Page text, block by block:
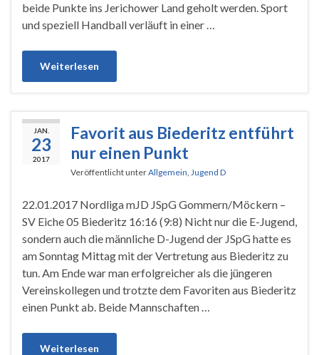
beide Punkte ins Jerichower Land geholt werden. Sport
und speziell Handball verläuft in einer …
Weiterlesen
JAN.
23
2017
Favorit aus Biederitz entführt
nur einen Punkt
Veröffentlicht unterAllgemein Jugend D
22.01.2017 Nordliga mJD JSpG Gommern/Möckern –
SV Eiche 05 Biederitz 16:16 (9:8) Nicht nur die E-Jugend,
sondern auch die männliche D-Jugend der JSpG hatte es
am Sonntag Mittag mit der Vertretung aus Biederitz zu
tun. Am Ende war man erfolgreicher als die jüngeren
Vereinskollegen und trotzte dem Favoriten aus Biederitz
einen Punkt ab. Beide Mannschaften …
Weiterlesen